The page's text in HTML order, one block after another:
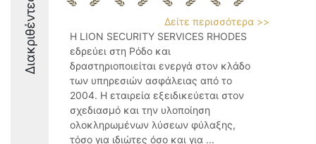
Διακριθέντες
Δείτε περισσότερα >>
Η LION SECURITY SERVICES RHODES
εδρεύει στη Ρόδο και
δραστηριοποιείται ενεργά στον κλάδο
των υπηρεσιών ασφάλειας από το
2004. Η εταιρεία εξειδικεύεται στον
σχεδιασμό και την υλοποίηση
ολοκληρωμένων λύσεων φύλαξης,
τόσο για ιδιώτες όσο και για ...